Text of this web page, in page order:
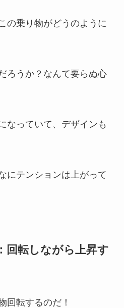
の乗り物がどうのように
ろうか？なんて要らぬ心
なっていて、デザインも
にテンションは上がって
回転しながら上昇す
回転するのだ！